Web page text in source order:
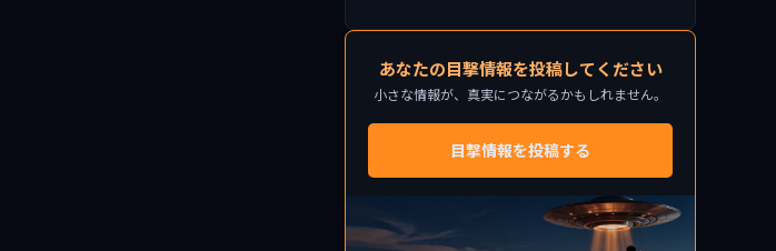
あなたの目撃情報を投稿してください
小さな情報が、真実につながるかもしれません。
目撃情報を投稿する